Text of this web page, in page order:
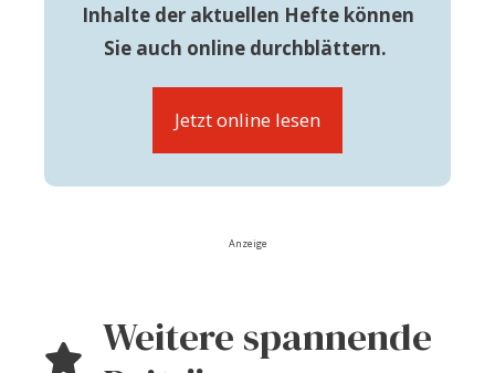
Inhalte der aktuellen Hefte können
Sie auch online durchblättern.
Jetzt online lesen
Anzeige
Weitere spannende